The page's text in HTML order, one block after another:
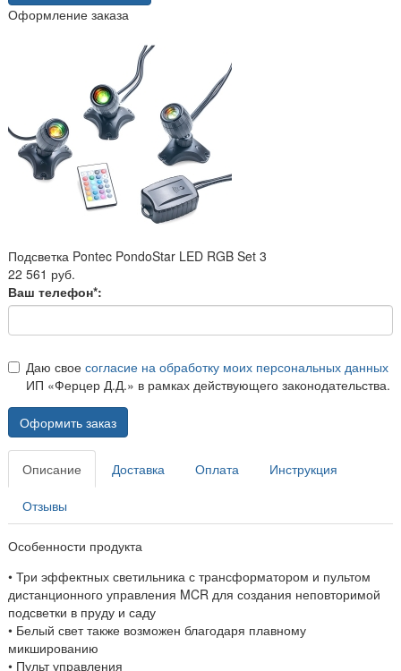
Оформление заказа
Подсветка Pontec PondoStar LED RGB Set 3
22 561 руб.
Ваш телефон*:
Даю свое согласие на обработку моих персональных данных
ИП «Ферцер Д.Д.» в рамках действующего законодательства.
Оформить заказ
Описание Доставка Оплата Инструкция
Отзывы
Особенности продукта
• Три эффектных светильника с трансформатором и пультом
дистанционного управления MCR для создания неповторимой
подсветки в пруду и саду
• Белый свет также возможен благодаря плавному
микшированию
• Пульт управления